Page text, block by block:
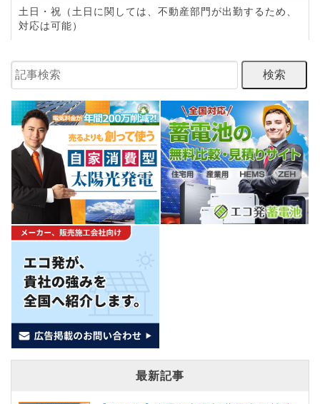
土日・祝（土日に関しては、不動産部門が出勤するため、
対応は可能）
最新記事